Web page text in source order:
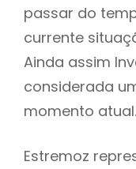
passar do
currente
Ainda assim
considerada
momento atual.
Estremoz